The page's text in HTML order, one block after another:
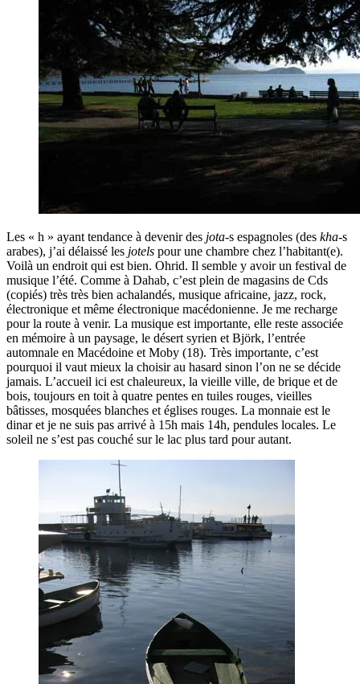
Les « h » ayant tendance à devenir des jota-s espagnoles (des kha-s
arabes), j’ai délaissé les jotels pour une chambre chez l’habitant(e).
Voilà un endroit qui est bien. Ohrid. Il semble y avoir un festival de
musique l’été. Comme à Dahab, c’est plein de magasins de Cds
(copiés) très très bien achalandés, musique africaine, jazz, rock,
électronique et même électronique macédonienne. Je me recharge
pour la route à venir. La musique est importante, elle reste associée
en mémoire à un paysage, le désert syrien et Björk, l’entrée
automnale en Macédoine et Moby (18). Très importante, c’est
pourquoi il vaut mieux la choisir au hasard sinon l’on ne se décide
jamais. L’accueil ici est chaleureux, la vieille ville, de brique et de
bois, toujours en toit à quatre pentes en tuiles rouges, vieilles
bâtisses, mosquées blanches et églises rouges. La monnaie est le
dinar et je ne suis pas arrivé à 15h mais 14h, pendules locales. Le
soleil ne s’est pas couché sur le lac plus tard pour autant.